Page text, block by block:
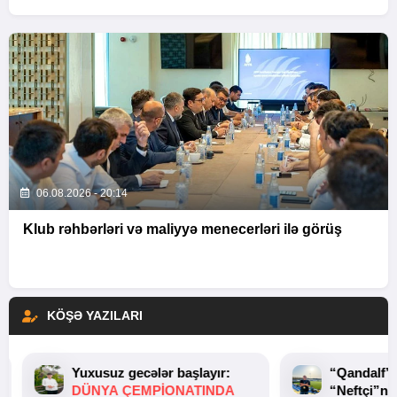
06.08.2026 - 20:14
Klub rəhbərləri və maliyyə menecerləri ilə görüş
KÖŞƏ YAZILARI
Yuxusuz gecələr başlayır:
DÜNYA ÇEMPIONATINDA